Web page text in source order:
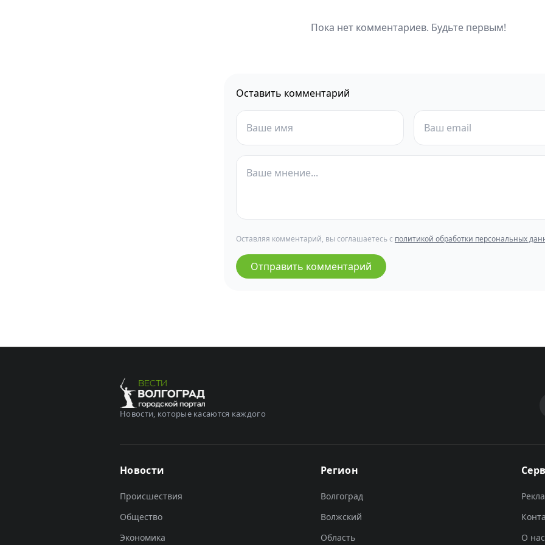
Пока нет комментариев. Будьте первым!
Оставить комментарий
Оставляя комментарий, вы соглашаетесь с политикой обработки персональных
Отправить комментарий
Новости, которые касаются каждого
Новости
Происшествия
Общество
Экономика
Регион
Волгоград
Волжский
Область
О нас